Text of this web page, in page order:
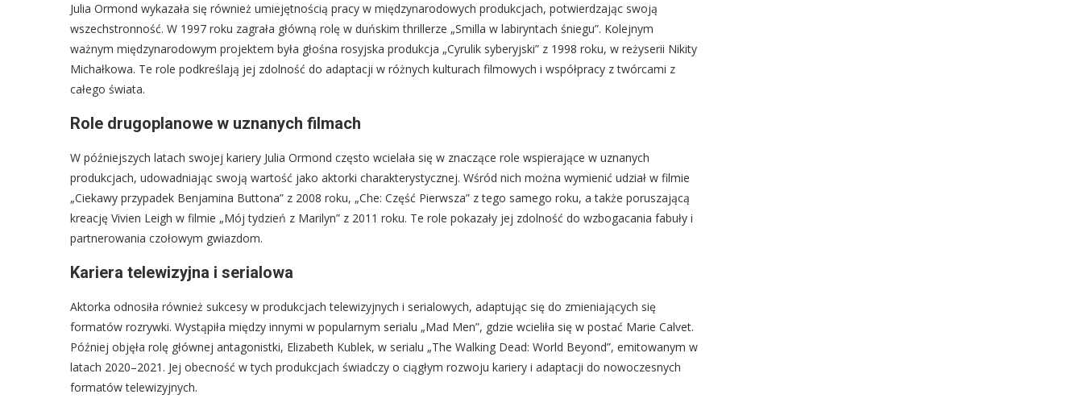
Julia Ormond wykazała się również umiejętnością pracy w międzynarodowych produkcjach, potwierdzając swoją
wszechstronność. W 1997 roku zagrała główną rolę w duńskim thrillerze „Smilla w labiryntach śniegu”. Kolejnym
ważnym międzynarodowym projektem była głośna rosyjska produkcja „Cyrulik syberyjski” z 1998 roku, w reżyserii Nikity
Michałkowa. Te role podkreślają jej zdolność do adaptacji w różnych kulturach filmowych i współpracy z twórcami z
całego świata.
Role drugoplanowe w uznanych filmach
W późniejszych latach swojej kariery Julia Ormond często wcielała się w znaczące role wspierające w uznanych
produkcjach, udowadniając swoją wartość jako aktorki charakterystycznej. Wśród nich można wymienić udział w filmie
„Ciekawy przypadek Benjamina Buttona” z 2008 roku, „Che: Część Pierwsza” z tego samego roku, a także poruszającą
kreację Vivien Leigh w filmie „Mój tydzień z Marilyn” z 2011 roku. Te role pokazały jej zdolność do wzbogacania fabuły i
partnerowania czołowym gwiazdom.
Kariera telewizyjna i serialowa
Aktorka odnosiła również sukcesy w produkcjach telewizyjnych i serialowych, adaptując się do zmieniających się
formatów rozrywki. Wystąpiła między innymi w popularnym serialu „Mad Men”, gdzie wcieliła się w postać Marie Calvet.
Później objęła rolę głównej antagonistki, Elizabeth Kublek, w serialu „The Walking Dead: World Beyond”, emitowanym w
latach 2020–2021. Jej obecność w tych produkcjach świadczy o ciągłym rozwoju kariery i adaptacji do nowoczesnych
formatów telewizyjnych.